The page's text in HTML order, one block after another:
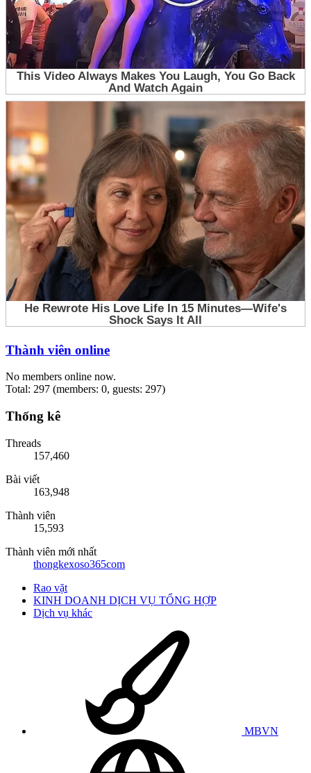
Thành viên online
No members online now.
Total: 297 (members: 0, guests: 297)
Thống kê
Threads
157,460
Bài viết
163,948
Thành viên
15,593
Thành viên mới nhất
thongkexoso365com
Rao vặt
KINH DOANH DỊCH VỤ TỔNG HỢP
Dịch vụ khác
MBVN